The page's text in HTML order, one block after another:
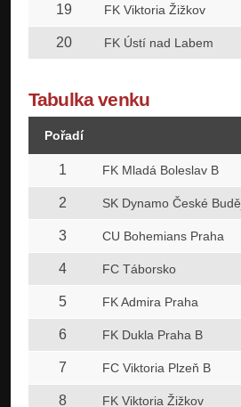
19 FK Viktoria Žižkov
20 FK Ústí nad Labem
Tabulka venku
Pořadí
1 FK Mladá Boleslav B
2 SK Dynamo České
3 CU Bohemians Praha
4 FC Táborsko
5 FK Admira Praha
6 FK Dukla Praha B
7 FC Viktoria Plzeň B
8 FK Viktoria Žižkov